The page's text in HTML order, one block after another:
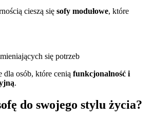
cieszą się sofy modułowe, które
się potrzeb
dla osób, które cenią funkcjonalność i
.
do swojego stylu życia?